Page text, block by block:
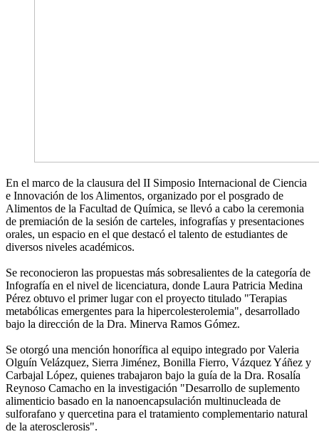
En el marco de la clausura del II Simposio Internacional de Ciencia
e Innovación de los Alimentos, organizado por el posgrado de
Alimentos de la Facultad de Química, se llevó a cabo la ceremonia
de premiación de la sesión de carteles, infografías y presentaciones
orales, un espacio en el que destacó el talento de estudiantes de
diversos niveles académicos.
Se reconocieron las propuestas más sobresalientes de la categoría de
Infografía en el nivel de licenciatura, donde Laura Patricia Medina
Pérez obtuvo el primer lugar con el proyecto titulado "Terapias
metabólicas emergentes para la hipercolesterolemia", desarrollado
bajo la dirección de la Dra. Minerva Ramos Gómez.
Se otorgó una mención honorífica al equipo integrado por Valeria
Olguín Velázquez, Sierra Jiménez, Bonilla Fierro, Vázquez Yáñez y
Carbajal López, quienes trabajaron bajo la guía de la Dra. Rosalía
Reynoso Camacho en la investigación "Desarrollo de suplemento
alimenticio basado en la nanoencapsulación multinucleada de
sulforafano y quercetina para el tratamiento complementario natural
de la aterosclerosis".